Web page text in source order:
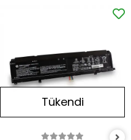
Tükendi